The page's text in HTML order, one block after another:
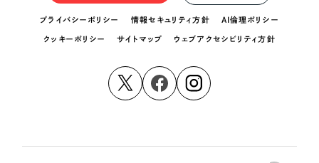
プライバシーポリシー 情報セキュリティ方針 AI倫理ポリシー
クッキーポリシー サイトマップ ウェブアクセシビリティ方針